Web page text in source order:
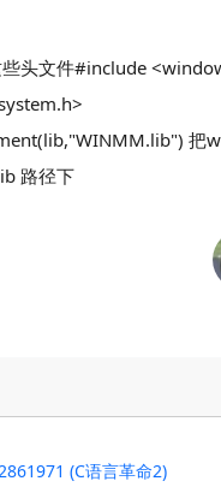
头文件#include
把
路径下
(C语言革命2)